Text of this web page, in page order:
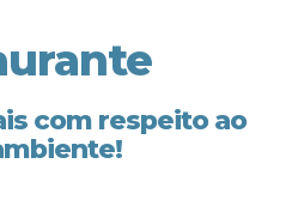
com respeito ao